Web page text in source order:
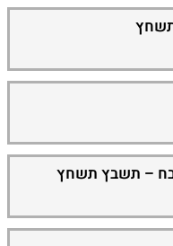
– תשבץ תשחץ